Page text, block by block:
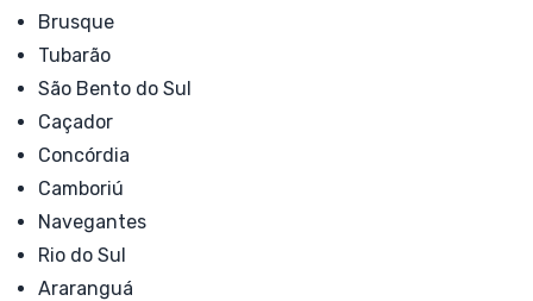
Brusque
Tubarão
São Bento do Sul
Caçador
Concórdia
Camboriú
Navegantes
Rio do Sul
Araranguá